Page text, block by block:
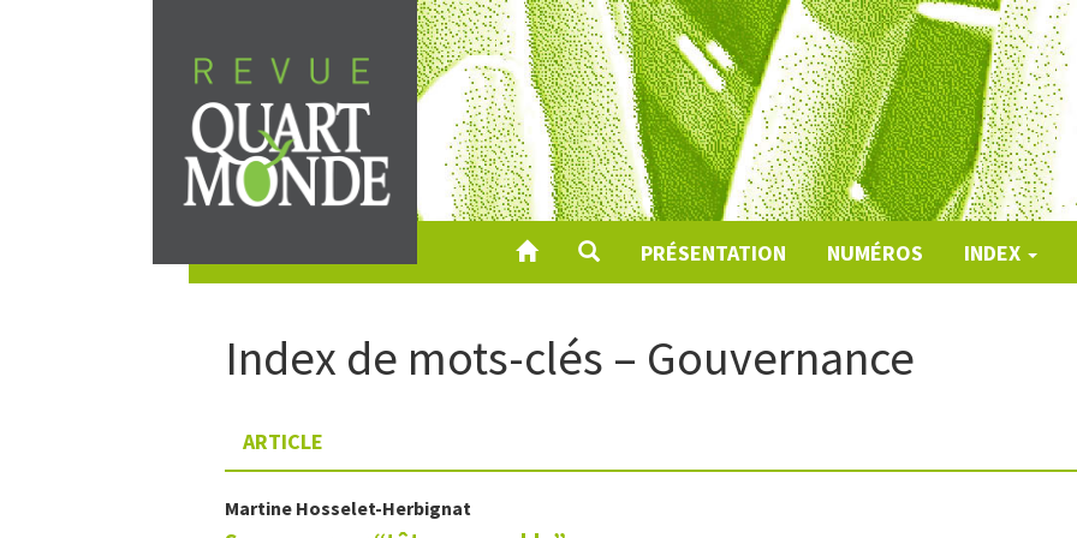
au
contenu
PRÉSENTATION NUMÉROS INDEX
Index de mots-clés – Gouvernance
ARTICLE
Martine Hosselet-Herbignat